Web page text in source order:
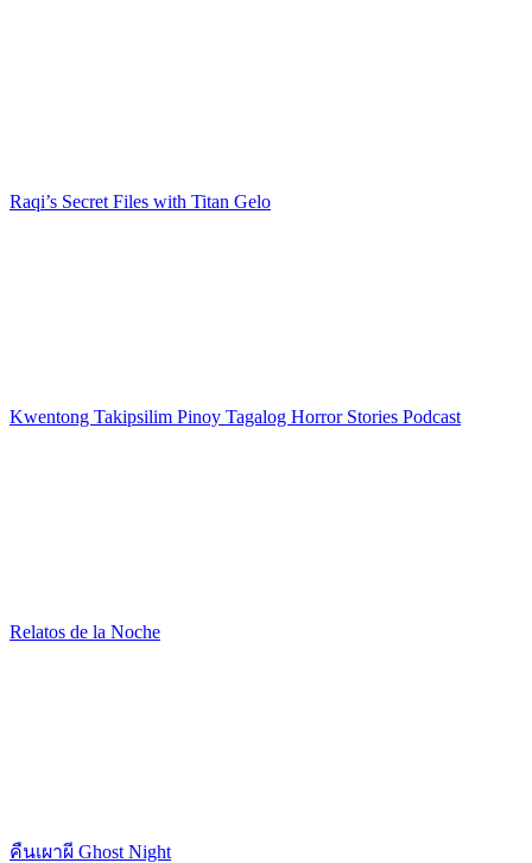
Raqi’s Secret Files with Titan Gelo
Kwentong Takipsilim Pinoy Tagalog Horror Stories Podcast
Relatos de la Noche
คืนเผาผี Ghost Night